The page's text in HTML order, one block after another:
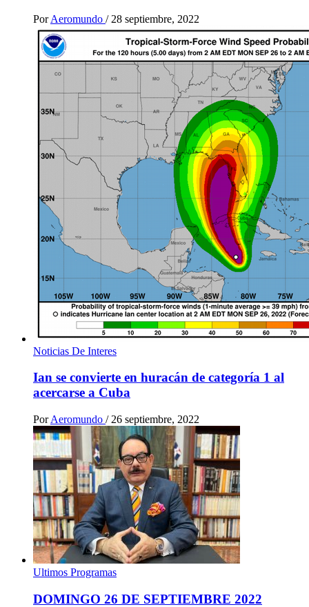
Por Aeromundo / 28 septiembre, 2022
Noticias De Interes
Ian se convierte en huracán de categoría 1 al
acercarse a Cuba
Por Aeromundo / 26 septiembre, 2022
Ultimos Programas
DOMINGO 26 DE SEPTIEMBRE 2022